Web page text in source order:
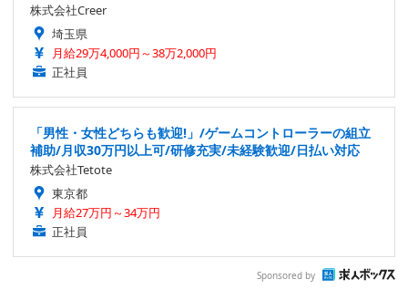
株式会社Creer
埼玉県
月給29万4,000円～38万2,000円
正社員
「男性・女性どちらも歓迎!」/ゲームコントローラーの組立
補助/月収30万円以上可/研修充実/未経験歓迎/日払い対応
株式会社Tetote
東京都
月給27万円～34万円
正社員
Sponsored by